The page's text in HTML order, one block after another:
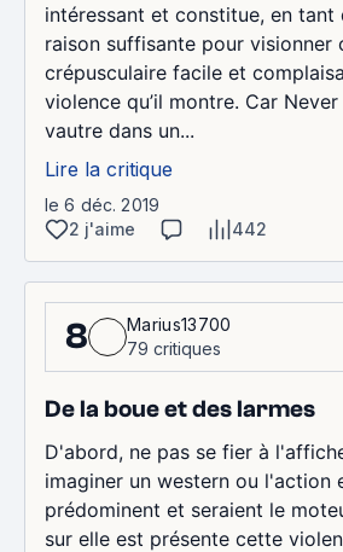
intéressant et constitue, en tant
raison suffisante pour visionner
crépusculaire facile et
violence qu’il montre. Car
vautre dans un...
Lire la critique
le 6 déc. 2019
2 j'aime
442
8
Marius13700
79 critiques
De la boue et des larmes
D'abord, ne pas se fier à
imaginer un western ou l'action
prédominent et seraient le
sur elle est présente cette